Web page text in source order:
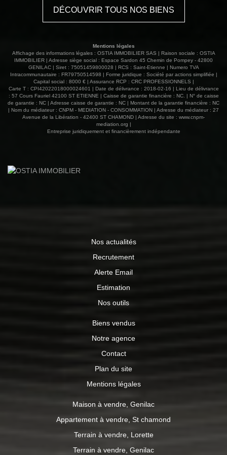
dépendances, un garage, plusieurs caves ainsi qu'une
construction annexe laissant envisager la création d'un
véritable écrin de verdure, invite à la détente et offre une
superbe vue dégagée sur la vallée environnante, dans un
environnement calme où la nature est omniprésente. Une
propriété authentique, rare par son potentiel et son
environnement privilégié, qui séduira les amateurs de
belles pierres et les porteurs de projets en quête
d'espace, de charme et de sérénité. 275 000 € honoraires
inclus Contactez Vincent TRABONA 06 82 71 10 11,
agent commercial immatriculé au RSAC ST ETIENNE 482
DÉCOUVRIR TOUS NOS BIENS
Mentions légales
Affichage des informations légales : OSTIA IMMOBILIER SAS | Raison sociale : OSTIA
IMMOBILIER | Adresse siège social : Espace Sardon 45 Chemin de Pompey - 42800
GENILAC | Siret : 75051459800028 | RCS : Saint-Etienne | Numero TVA
Intracommunautaire : FR79750514598 | Forme juridique : Société par actions simplifiée |
Capital social : 8000 € | Assurance RCP : CRC PROFESSIONNELS |
Carte T : CPI42022018000024601 | Date de délivrance : 2018-02-16 | Lieu de délivrance
: 57 Cours Fauriel 42100 ST ETIENNE | Caisse de garantie financière : NC. | N° de caisse
de garantie : NC | Adresse caisse de garantie : NC | Montant de la garantie financière : NC
| Nom du médiateur : CNPM - MEDIATION - CONSOMMATION | Adresse du médiateur : 27
Avenue de la Libération - 42400 ST CHAMOND | Adresse du site : www.cnpm-
mediation.org
Entreprise juridiquement et financièrement indépendante
Nos actualités
Recrutement
Alerte Email
Estimation
Nos outils
Biens vendus
Notre agence
Contact
Plan du site
Mentions légales
Maison à vendre, Genilac
Appartement à vendre, St chamond
Terrain à vendre, Lorette
Terrain à vendre, Genilac